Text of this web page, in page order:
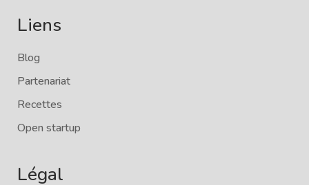
Liens
Blog
Partenariat
Recettes
Open startup
Légal